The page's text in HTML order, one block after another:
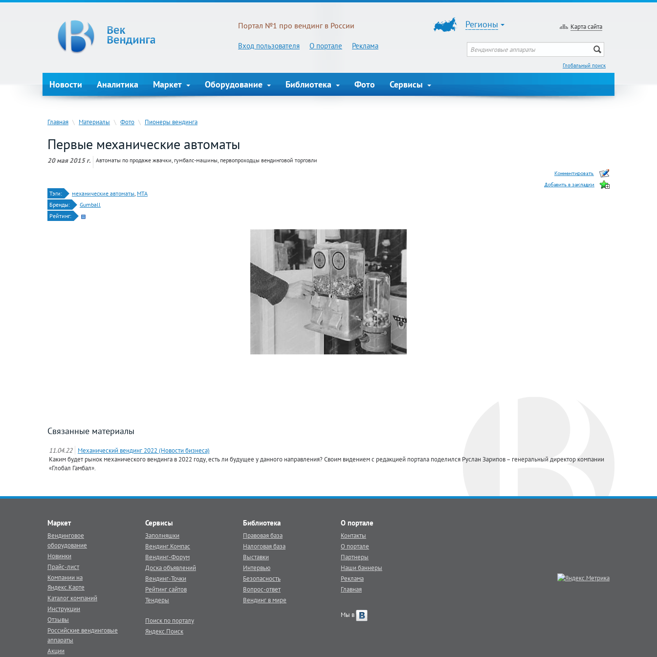
Портал №1 про вендинг в России
Вход пользователя О портале Реклама
Регионы Карта сайта
Глобальный поиск
Новости Аналитика Маркет Оборудование Библиотека Фото Сервисы
Главная \ Материалы \ Фото \ Пионеры вендинга
Первые механические автоматы
20 мая 2015 г. Автоматы по продаже жвачки, гумбалс-машины, первопроходцы вендинговой торговли
Тэги: механические автоматы, МТА
Бренды:
Gumball
Рейтинг:
Связанные материалы
11.04.22
Механический вендинг 2022 (Новости бизнеса)
Каким будет рынок механического вендинга в 2022 году, есть ли будущее у данного направления? Своим видением с редакцией портала поделился Руслан Зарипов – генеральный директор компании
«Глобал Гамбал».
Маркет
Вендинговое
оборудование
Новинки
Прайс-лист
Компании на
Яндекс.Карте
Каталог компаний
Инструкции
Отзывы
Российские вендинговые
аппараты
Акции
Сервисы
Заполняшки
Вендинг.Компас
Вендинг-Форум
Доска объявлений
Вендинг-Точки
Рейтинг сайтов
Тендеры
Поиск по порталу
Яндекс.Поиск
Библиотека
Правовая база
Налоговая база
Выставки
Интервью
Безопасность
Вопрос-ответ
Вендинг в мире
О портале
Контакты
О портале
Партнеры
Наши баннеры
Реклама
Главная
Мы в